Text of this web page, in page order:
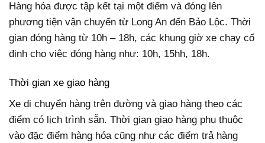
Hàng hóa được tập kết tại một điểm và đóng lên
phương tiện vận chuyển từ Long An đến Bảo Lộc. Thời
gian đóng hàng từ 10h – 18h, các khung giờ xe chạy cố
định cho việc đóng hàng như: 10h, 15hh, 18h.
Thời gian xe giao hàng
Xe di chuyển hàng trên đường và giao hàng theo các
điểm có lịch trình sẵn. Thời gian giao hàng phụ thuộc
vào đặc điểm hàng hóa cũng như các điểm trả hàng